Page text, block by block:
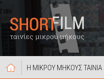
Η ΜΙΚΡΟΥ ΜΗΚΟΥΣ ΤΑΙΝΙΑ